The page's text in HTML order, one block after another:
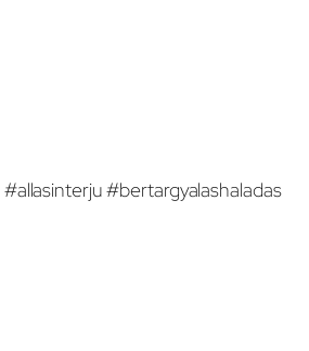
#bertargyalashaladas